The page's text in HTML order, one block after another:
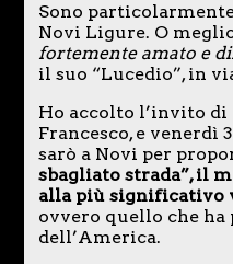
Sono
Novi Ligure. O
fortemente amato e
il suo “Lucedio”, in
Ho accolto l’invito di
Francesco, e venerdì
sarò a Novi per
sbagliato strada”, il
alla più significativo
ovvero quello che ha
dell’America.